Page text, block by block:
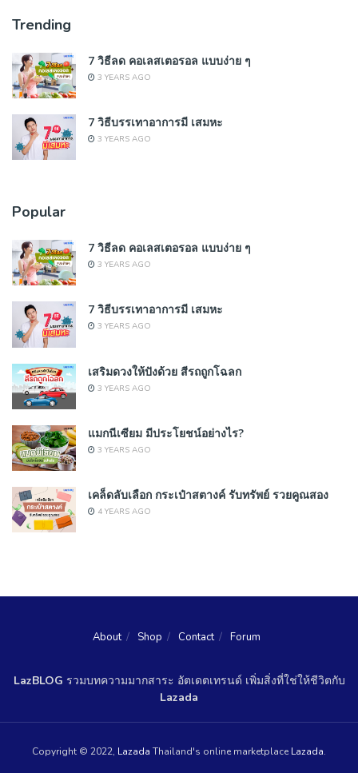
Trending
7 วิธีลด คอเลสเตอรอล แบบง่าย ๆ
3 YEARS AGO
7 วิธีบรรเทาอาการมี เสมหะ
3 YEARS AGO
Popular
7 วิธีลด คอเลสเตอรอล แบบง่าย ๆ
3 YEARS AGO
7 วิธีบรรเทาอาการมี เสมหะ
3 YEARS AGO
เสริมดวงให้ปังด้วย สีรถถูกโฉลก
3 YEARS AGO
แมกนีเซียม มีประโยชน์อย่างไร?
3 YEARS AGO
เคล็ดลับเลือก กระเป๋าสตางค์ รับทรัพย์ รวยคูณสอง
4 YEARS AGO
About Shop Contact Forum
LazBLOG รวมบทความมากสาระ อัตเดตเทรนด์ เพิ่มสิ่งที่ใช่ให้ชีวิตกับ
Lazada
Copyright © 2022, Lazada Thailand's online marketplace Lazada.